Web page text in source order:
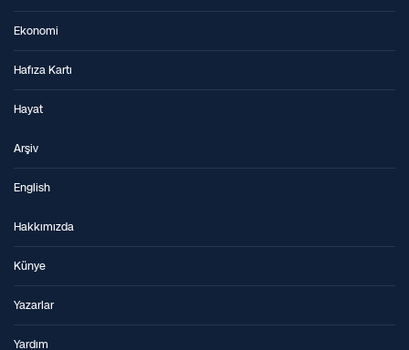
Ekonomi
Hafıza Kartı
Hayat
Arşiv
English
Hakkımızda
Künye
Yazarlar
Yardım